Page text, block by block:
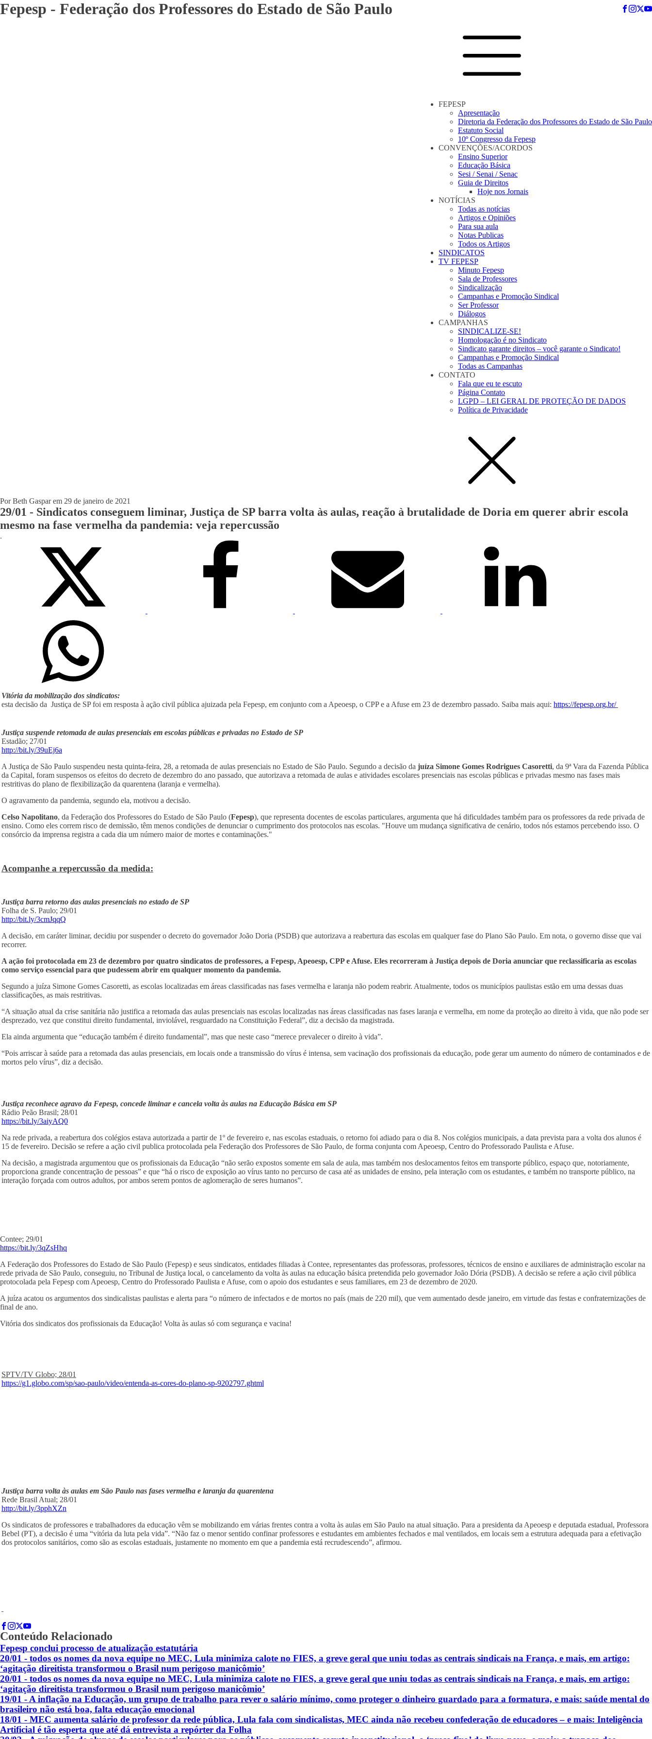
Fepesp - Federação dos Professores do Estado de São Paulo
FEPESP
Apresentação
Diretoria da Federação dos Professores do Estado de São Paulo
Estatuto Social
10º Congresso da Fepesp
CONVENÇÕES/ACORDOS
Ensino Superior
Educação Básica
Sesi / Senai / Senac
Guia de Direitos
Hoje nos Jornais
NOTÍCIAS
Todas as notícias
Artigos e Opiniões
Para sua aula
Notas Publicas
Todos os Artigos
SINDICATOS
TV FEPESP
Minuto Fepesp
Sala de Professores
Sindicalização
Campanhas e Promoção Sindical
Ser Professor
Diálogos
CAMPANHAS
SINDICALIZE-SE!
Homologação é no Sindicato
Sindicato garante direitos – você garante o Sindicato!
Campanhas e Promoção Sindical
Todas as Campanhas
CONTATO
Fala que eu te escuto
Página Contato
LGPD – LEI GERAL DE PROTEÇÃO DE DADOS
Política de Privacidade
PorBeth Gasparem 29 de janeiro de 2021
29/01 - Sindicatos conseguem liminar, Justiça de SP barra volta às aulas, reação à brutalidade de Doria em querer abrir escola
mesmo na fase vermelha da pandemia: veja repercussão
.
Vitória da mobilização dos sindicatos:
esta decisão da Justiça de SP foi em resposta à ação civil pública ajuizada pela Fepesp, em conjunto com a Apeoesp, o CPP e a Afuse em 23 de dezembro passado. Saiba mais aqui: https://fepesp.org.br/
Justiça suspende retomada de aulas presenciais em escolas públicas e privadas no Estado de SP
Estadão; 27/01
http://bit.ly/39uEj6a
A Justiça de São Paulo suspendeu nesta quinta-feira, 28, a retomada de aulas presenciais no Estado de São Paulo. Segundo a decisão da juíza Simone Gomes Rodrigues Casoretti, da 9ª Vara da Fazenda Pública
da Capital, foram suspensos os efeitos do decreto de dezembro do ano passado, que autorizava a retomada de aulas e atividades escolares presenciais nas escolas públicas e privadas mesmo nas fases mais
restritivas do plano de flexibilização da quarentena (laranja e vermelha).
O agravamento da pandemia, segundo ela, motivou a decisão.
Celso Napolitano, da Federação dos Professores do Estado de São Paulo (Fepesp), que representa docentes de escolas particulares, argumenta que há dificuldades também para os professores da rede privada de
ensino. Como eles correm risco de demissão, têm menos condições de denunciar o cumprimento dos protocolos nas escolas. "Houve um mudança significativa de cenário, todos nós estamos percebendo isso. O
consórcio da imprensa registra a cada dia um número maior de mortes e contaminações."
Acompanhe a repercussão da medida:
Justiça barra retorno das aulas presenciais no estado de SP
Folha de S. Paulo; 29/01
http://bit.ly/3cmJqqQ
A decisão, em caráter liminar, decidiu por suspender o decreto do governador João Doria (PSDB) que autorizava a reabertura das escolas em qualquer fase do Plano São Paulo. Em nota, o governo disse que vai
recorrer.
A ação foi protocolada em 23 de dezembro por quatro sindicatos de professores, a Fepesp, Apeoesp, CPP e Afuse. Eles recorreram à Justiça depois de Doria anunciar que reclassificaria as escolas
como serviço essencial para que pudessem abrir em qualquer momento da pandemia.
Segundo a juíza Simone Gomes Casoretti, as escolas localizadas em áreas classificadas nas fases vermelha e laranja não podem reabrir. Atualmente, todos os municípios paulistas estão em uma dessas duas
classificações, as mais restritivas.
“A situação atual da crise sanitária não justifica a retomada das aulas presenciais nas escolas localizadas nas áreas classificadas nas fases laranja e vermelha, em nome da proteção ao direito à vida, que não pode ser
desprezado, vez que constitui direito fundamental, inviolável, resguardado na Constituição Federal”, diz a decisão da magistrada.
Ela ainda argumenta que “educação também é direito fundamental”, mas que neste caso “merece prevalecer o direito à vida”.
“Pois arriscar à saúde para a retomada das aulas presenciais, em locais onde a transmissão do vírus é intensa, sem vacinação dos profissionais da educação, pode gerar um aumento do número de contaminados e de
mortos pelo vírus”, diz a decisão.
Justiça reconhece agravo da Fepesp, concede liminar e cancela volta às aulas na Educação Básica em SP
Rádio Peão Brasil; 28/01
https://bit.ly/3aiyAQ0
Na rede privada, a reabertura dos colégios estava autorizada a partir de 1º de fevereiro e, nas escolas estaduais, o retorno foi adiado para o dia 8. Nos colégios municipais, a data prevista para a volta dos alunos é
15 de fevereiro. Decisão se refere a ação civil publica protocolada pela Federação dos Professores de São Paulo, de forma conjunta com Apeoesp, Centro do Professorado Paulista e Afuse.
Na decisão, a magistrada argumentou que os profissionais da Educação “não serão expostos somente em sala de aula, mas também nos deslocamentos feitos em transporte público, espaço que, notoriamente,
proporciona grande concentração de pessoas” e que “há o risco de exposição ao vírus tanto no percurso de casa até as unidades de ensino, pela interação com os estudantes, e também no transporte público, na
interação forçada com outros adultos, por ambos serem pontos de aglomeração de seres humanos”.
Contee; 29/01
https://bit.ly/3qZsHhq
A Federação dos Professores do Estado de São Paulo (Fepesp) e seus sindicatos, entidades filiadas à Contee, representantes das professoras, professores, técnicos de ensino e auxiliares de administração escolar na
rede privada de São Paulo, conseguiu, no Tribunal de Justiça local, o cancelamento da volta às aulas na educação básica pretendida pelo governador João Dória (PSDB). A decisão se refere a ação civil pública
protocolada pela Fepesp com Apeoesp, Centro do Professorado Paulista e Afuse, com o apoio dos estudantes e seus familiares, em 23 de dezembro de 2020.
A juíza acatou os argumentos dos sindicalistas paulistas e alerta para “o número de infectados e de mortos no país (mais de 220 mil), que vem aumentado desde janeiro, em virtude das festas e confraternizações de
final de ano.
Vitória dos sindicatos dos profissionais da Educação! Volta às aulas só com segurança e vacina!
SPTV/TV Globo; 28/01
https://g1.globo.com/sp/sao-paulo/video/entenda-as-cores-do-plano-sp-9202797.ghtml
Justiça barra volta às aulas em São Paulo nas fases vermelha e laranja da quarentena
Rede Brasil Atual; 28/01
http://bit.ly/3pphXZn
Os sindicatos de professores e trabalhadores da educação vêm se mobilizando em várias frentes contra a volta às aulas em São Paulo na atual situação. Para a presidenta da Apeoesp e deputada estadual, Professora
Bebel (PT), a decisão é uma “vitória da luta pela vida”. “Não faz o menor sentido confinar professores e estudantes em ambientes fechados e mal ventilados, em locais sem a estrutura adequada para a efetivação
dos protocolos sanitários, como são as escolas estaduais, justamente no momento em que a pandemia está recrudescendo”, afirmou.
Conteúdo Relacionado
Fepesp conclui processo de atualização estatutária
20/01 - todos os nomes da nova equipe no MEC, Lula minimiza calote no FIES, a greve geral que uniu todas as centrais sindicais na França, e mais, em artigo:
‘agitação direitista transformou o Brasil num perigoso manicômio’
20/01 - todos os nomes da nova equipe no MEC, Lula minimiza calote no FIES, a greve geral que uniu todas as centrais sindicais na França, e mais, em artigo:
‘agitação direitista transformou o Brasil num perigoso manicômio’
19/01 - A inflação na Educação, um grupo de trabalho para rever o salário mínimo, como proteger o dinheiro guardado para a formatura, e mais: saúde mental do
brasileiro não está boa, falta educação emocional
18/01 - MEC aumenta salário de professor da rede pública, Lula fala com sindicalistas, MEC ainda não recebeu confederação de educadores – e mais: Inteligência
Artificial é tão esperta que até dá entrevista a repórter da Folha